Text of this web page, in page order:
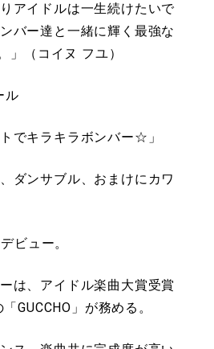
アイドルは一生続けたいで
バー達と一緒に輝く最強な
」（コイヌ フユ）
ル
でキラキラボンバー☆」
ダンサブル、おまけにカワ
ビュー。
は、アイドル楽曲大賞受賞
GUCCHO」が務める。